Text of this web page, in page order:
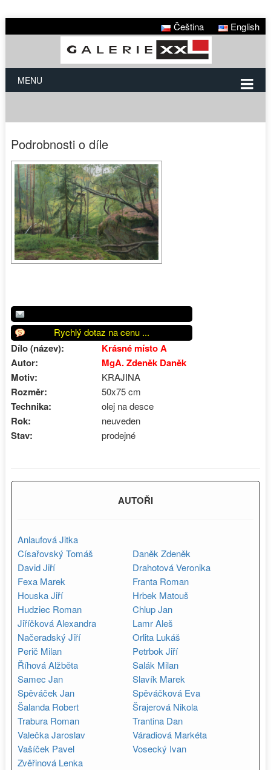
Čeština English
MENU
Podrobnosti o díle
Rychlý dotaz na cenu ...
Dílo (název):
Krásné místo A
Autor:
MgA. Zdeněk Daněk
Motiv:
KRAJINA
Rozměr: 50x75 cm
Technika: olej na desce
Rok: neuveden
Stav: prodejné
AUTOŘI
Anlaufová Jitka
Císařovský Tomáš
Daněk Zdeněk
David Jiří
Drahotová Veronika
Fexa Marek
Franta Roman
Houska Jiří
Hrbek Matouš
Hudziec Roman
Chlup Jan
Jiříčková Alexandra
Lamr Aleš
Načeradský Jiří
Orlita Lukáš
Perič Milan
Petrbok Jiří
Říhová Alžběta
Salák Milan
Samec Jan
Slavík Marek
Spěváček Jan
Spěváčková Eva
Šalanda Robert
Šrajerová Nikola
Trabura Roman
Trantina Dan
Valečka Jaroslav
Váradiová Markéta
Vašíček Pavel
Vosecký Ivan
Zvěřinová Lenka